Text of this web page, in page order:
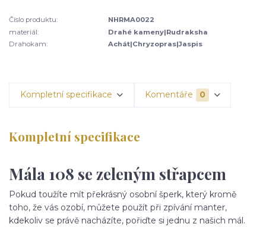
Číslo produktu:
NHRMA0022
materiál:
Drahé kameny|Rudraksha
Drahokam:
Achát|Chryzopras|Jaspis
Kompletní specifikace Komentáře 0
Kompletní specifikace
Mála 108 se zeleným střapcem
Pokud toužíte mít překrásný osobní šperk, který kromě
toho, že vás ozobí, můžete použít při zpívání manter,
kdekoliv se právě nacházíte, pořiďte si jednu z našich mál.